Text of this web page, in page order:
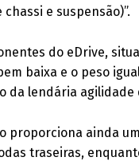
e suspensão)”.
do eDrive,
baixa e o peso
da lendária agilidade
proporciona ainda
traseiras,